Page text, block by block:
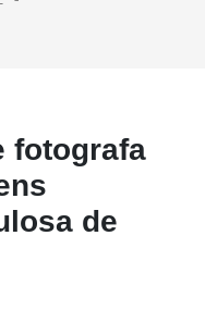
fotografa
de